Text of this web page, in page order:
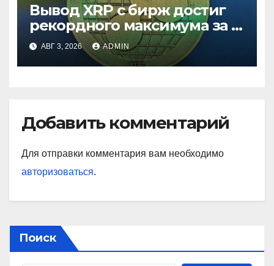
Вывод XRP с бирж достиг
рекордного максимума за 5
летАВГ 3, 2026 ADMIN
Добавить комментарий
Для отправки комментария вам необходимо
авторизоваться.
Поиск